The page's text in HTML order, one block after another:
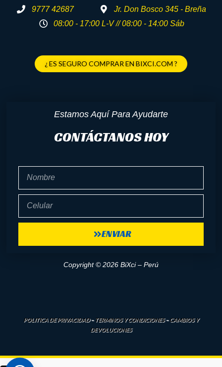
9777 42687
Jr. Don Bosco 345 - Breña
08:00 - 17:00 L-V // 08:00 - 14:00 Sáb
¿ ES SEGURO COMPRAR EN BIXCI.COM ?
Estamos Aquí Para Ayudarte
CONTÁCTANOS HOY
ENVIAR
Copyright © 2026 BiXci – Perú
POLITICA DE PRIVACIDAD–TERMINOS Y CONDICIONES–CAMBIOS Y
DEVOLUCIONES